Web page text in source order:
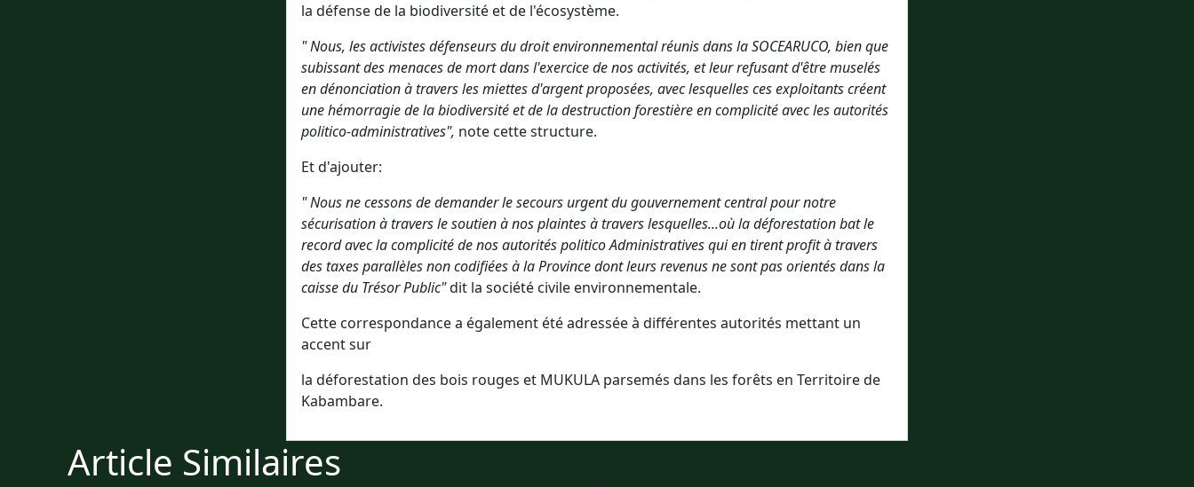
la défense de la biodiversité et de l'écosystème.
" Nous, les activistes défenseurs du droit environnemental réunis dans la SOCEARUCO, bien que
subissant des menaces de mort dans l'exercice de nos activités, et leur refusant d'être muselés
en dénonciation à travers les miettes d'argent proposées, avec lesquelles ces exploitants créent
une hémorragie de la biodiversité et de la destruction forestière en complicité avec les autorités
politico-administratives", note cette structure.
Et d'ajouter:
" Nous ne cessons de demander le secours urgent du gouvernement central pour notre
sécurisation à travers le soutien à nos plaintes à travers lesquelles...où la déforestation bat le
record avec la complicité de nos autorités politico Administratives qui en tirent profit à travers
des taxes parallèles non codifiées à la Province dont leurs revenus ne sont pas orientés dans la
caisse du Trésor Public"dit la société civile environnementale.
Cette correspondance a également été adressée à différentes autorités mettant un
accent sur
la déforestation des bois rouges et MUKULA parsemés dans les forêts en Territoire de
Kabambare.
Article Similaires